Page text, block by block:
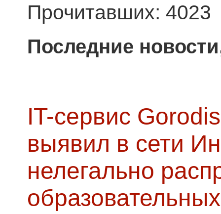
Прочитавших: 4023
Последние
IT-сервис
выявил в сети
нелегально